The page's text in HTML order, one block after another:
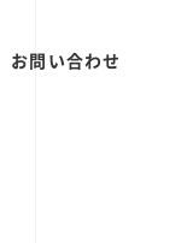
お問い合わせ